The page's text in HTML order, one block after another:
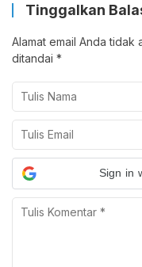
Tinggalkan
Alamat email Anda tidak
ditandai *
Sign in